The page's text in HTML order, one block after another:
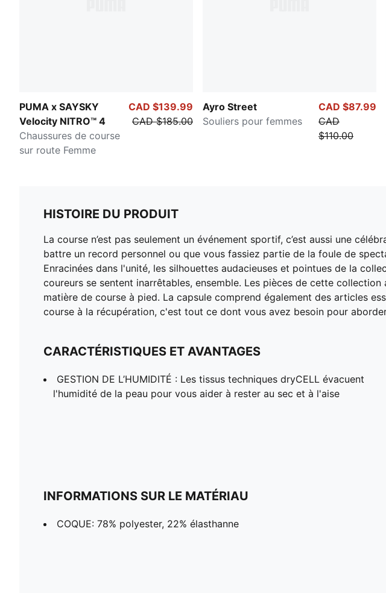
PUMA x SAYSKY
Velocity NITRO™ 4
Chaussures de course
sur route Femme
CAD $139.99
CAD $185.00
Ayro Street
Souliers pour femmes
CAD $87.99
CAD
$110.00
HISTOIRE DU PRODUIT
La course n’est pas seulement un événement sportif, c’est aussi une
battre un record personnel ou que vous fassiez partie de la foule de
Enracinées dans l'unité, les silhouettes audacieuses et pointues de la
coureurs se sentent inarrêtables, ensemble. Les pièces de cette
matière de course à pied. La capsule comprend également des articles
course à la récupération, c'est tout ce dont vous avez besoin pour
CARACTÉRISTIQUES ET AVANTAGES
GESTION DE L’HUMIDITÉ : Les tissus techniques dryCELL évacuent
l'humidité de la peau pour vous aider à rester au sec et à l'aise
INFORMATIONS SUR LE MATÉRIAU
COQUE: 78% polyester, 22% élasthanne